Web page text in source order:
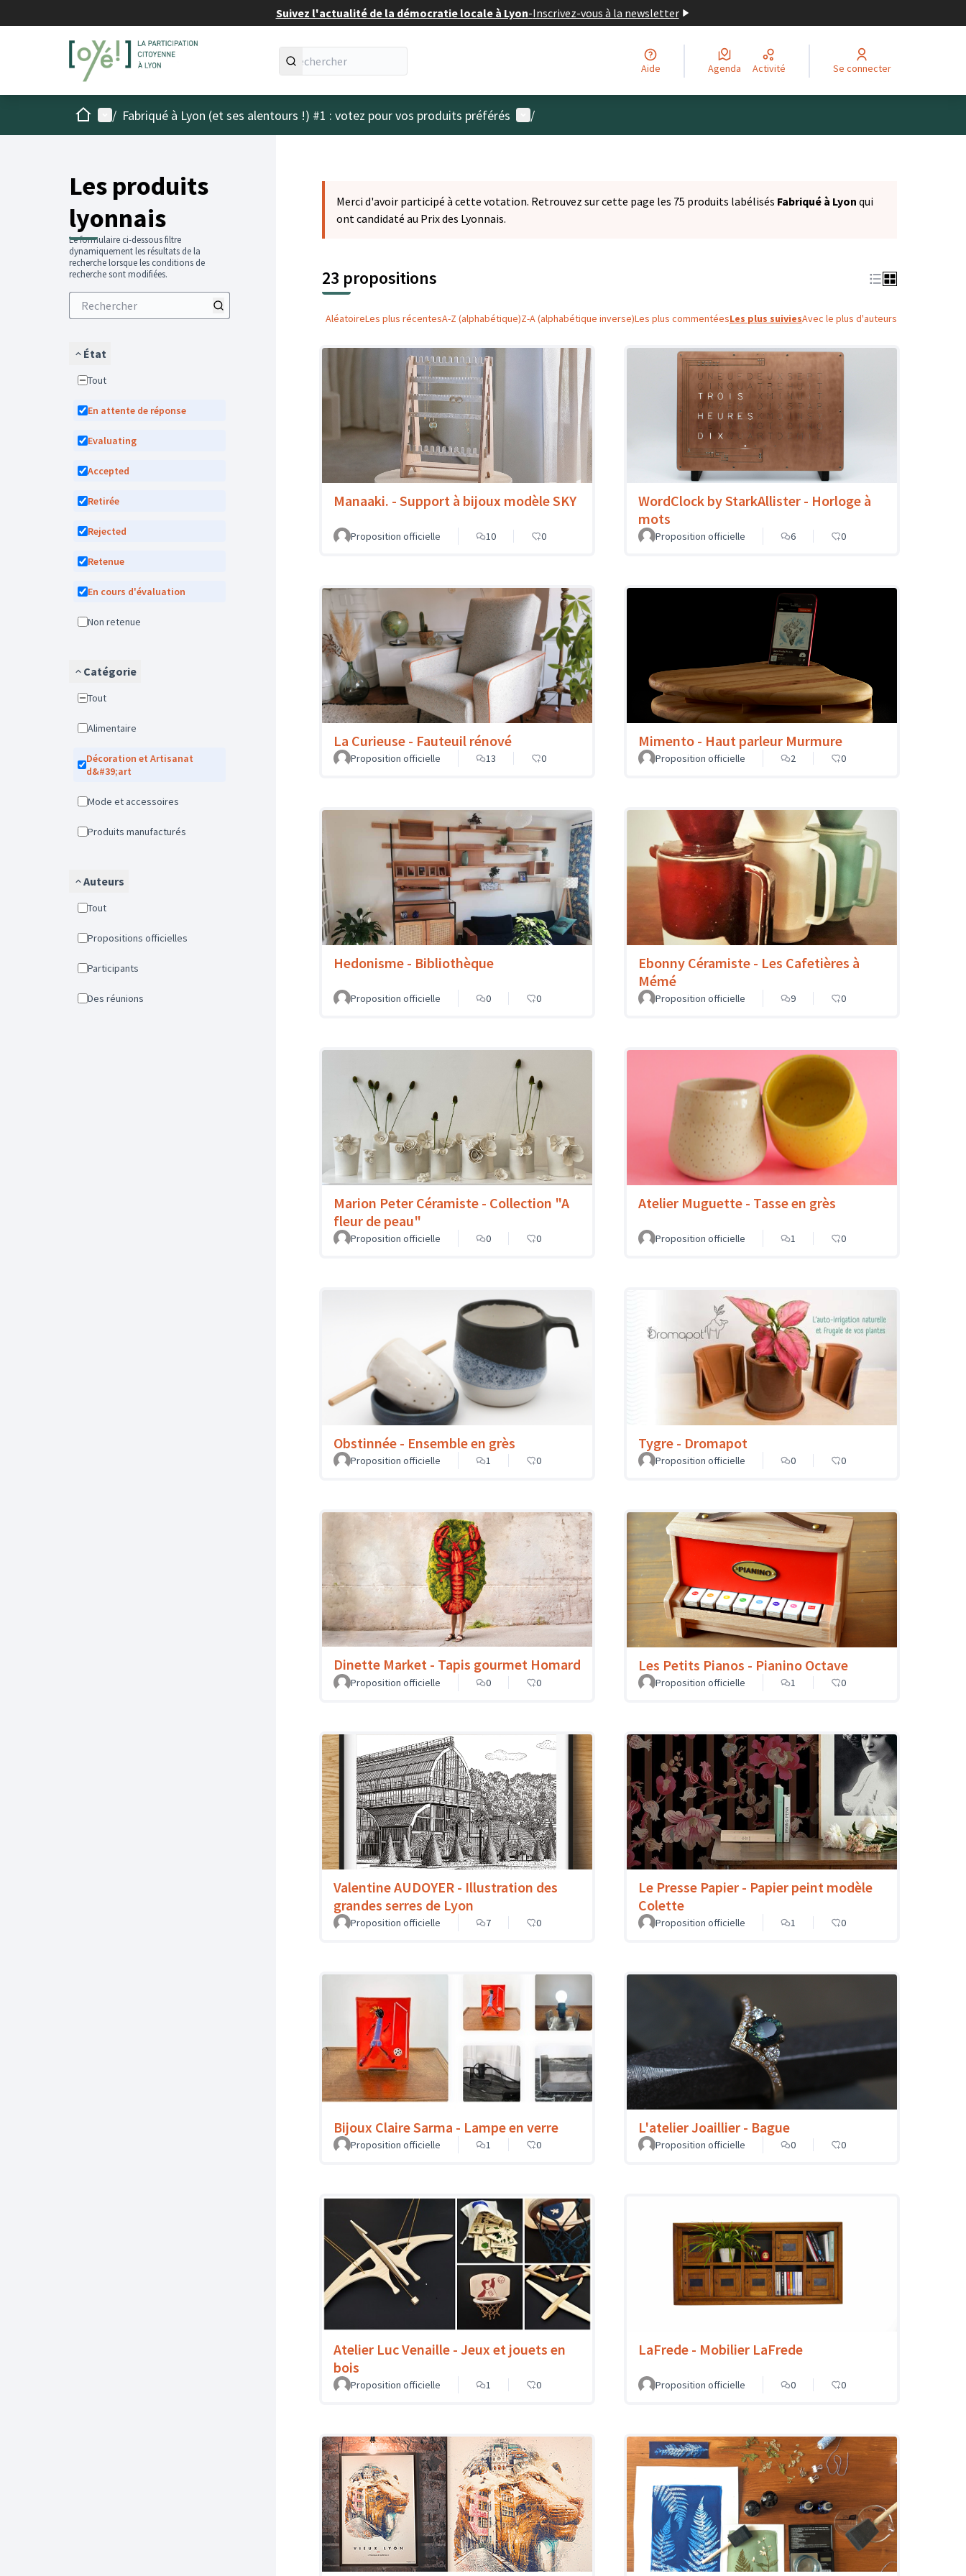
Suivez l'actualité de la démocratie locale à Lyon-Inscrivez-vous à la newsletter
Aide Agenda Activité Se connecter
AccueilMenu principal
/ Fabriqué à Lyon (et ses alentours !) #1 : votez pour vos produits préférés Menu utilisateur
/
Les produits
lyonnais
Le formulaire ci-dessous filtre
dynamiquement les résultats de la
recherche lorsque les conditions de
recherche sont modifiées.
État
Tout
En attente de réponse
Evaluating
Accepted
Retirée
Rejected
Retenue
En cours d'évaluation
Non retenue
Catégorie
Tout
Alimentaire
Décoration et Artisanat
d&#39;art
Mode et accessoires
Produits manufacturés
Auteurs
Tout
Propositions officielles
Participants
Des réunions
Merci d'avoir participé à cette votation. Retrouvez sur cette page les 75 produits labélisés Fabriqué à Lyon qui
ont candidaté au Prix des Lyonnais.
23 propositions
AléatoireLes plus récentesA-Z (alphabétique)Z-A (alphabétique inverse)Les plus commentéesLes plus suiviesAvec le plus d'auteurs
Manaaki. - Support à bijoux modèle SKY
Proposition officielle 10 0
WordClock by StarkAllister - Horloge à
mots
Proposition officielle 6 0
La Curieuse - Fauteuil rénové
Proposition officielle 13 0
Mimento - Haut parleur Murmure
Proposition officielle 2 0
Hedonisme - Bibliothèque
Proposition officielle 0 0
Ebonny Céramiste - Les Cafetières à
Mémé
Proposition officielle 9 0
Marion Peter Céramiste - Collection "A
fleur de peau"
Proposition officielle 0 0
Atelier Muguette - Tasse en grès
Proposition officielle 1 0
Obstinnée - Ensemble en grès
Proposition officielle 1 0
Tygre - Dromapot
Proposition officielle 0 0
Dinette Market - Tapis gourmet Homard
Proposition officielle 0 0
Les Petits Pianos - Pianino Octave
Proposition officielle 1 0
Valentine AUDOYER - Illustration des
grandes serres de Lyon
Proposition officielle 7 0
Le Presse Papier - Papier peint modèle
Colette
Proposition officielle 1 0
Bijoux Claire Sarma - Lampe en verre
Proposition officielle 1 0
L'atelier Joaillier - Bague
Proposition officielle 0 0
Atelier Luc Venaille - Jeux et jouets en
bois
Proposition officielle 1 0
LaFrede - Mobilier LaFrede
Proposition officielle 0 0